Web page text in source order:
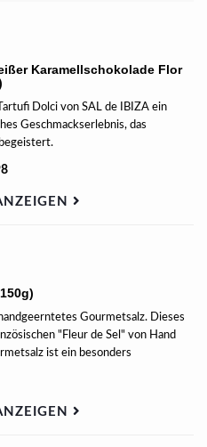
Karamellschokolade Flor
Dolci von SAL de IBIZA ein
Geschmackserlebnis, das
Gourmetsalz. Dieses
"Fleur de Sel" von Hand
ist ein besonders